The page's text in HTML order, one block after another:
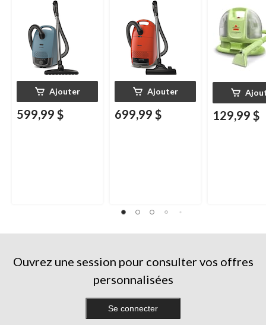
Ajouter
599,99 $
Ajouter
699,99 $
tapis et tissus
129,99 $
Ouvrez une session pour consulter vos offres
personnalisées
Se connecter